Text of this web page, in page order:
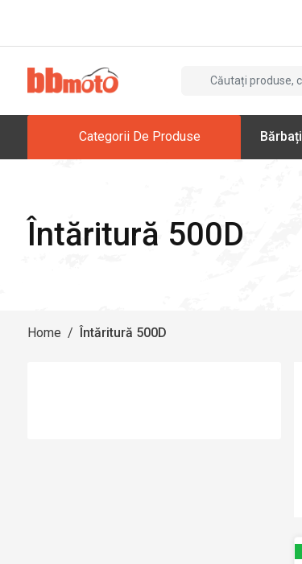
Categorii De Produse Bărbați
Întăritură 500D
Home / Întăritură 500D